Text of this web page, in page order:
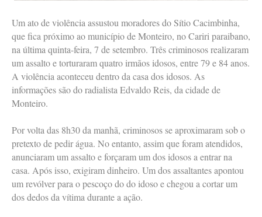
Um ato de violência assustou moradores do Sítio Cacimbinha,
que fica próximo ao município de Monteiro, no Cariri paraibano,
na última quinta-feira, 7 de setembro. Três criminosos realizaram
um assalto e torturaram quatro irmãos idosos, entre 79 e 84 anos.
A violência aconteceu dentro da casa dos idosos. As
informações são do radialista Edvaldo Reis, da cidade de
Monteiro.
Por volta das 8h30 da manhã, criminosos se aproximaram sob o
pretexto de pedir água. No entanto, assim que foram atendidos,
anunciaram um assalto e forçaram um dos idosos a entrar na
casa. Após isso, exigiram dinheiro. Um dos assaltantes apontou
um revólver para o pescoço do do idoso e chegou a cortar um
dos dedos da vítima durante a ação.